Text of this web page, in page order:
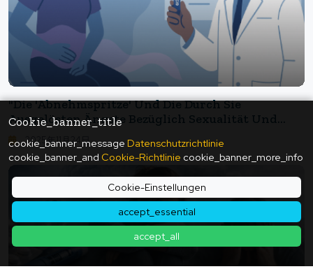
Cookie_banner_title
cookie_banner_message Datenschutzrichtlinie
cookie_banner_and Cookie-Richtlinie cookie_banner_more_info
Cookie-Einstellungen
accept_essential
accept_all
"Die 'Abnehmspritze' Und Die Durch Sie
Ausgelösten Ängste Bezüglich Sexualität Und
Nebenwirkungen Von Fettinjektionen Ihr
Aussehen Altern Lassen?"
2025年11月24日